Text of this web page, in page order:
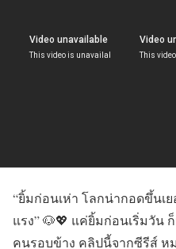
“ยิ้มก่อนเห่า โลกน่ากอดขึ้นเ
แรง” 🐶💖 แค่ยิ้มก่อนเริ่มวัน
คนรอบข้าง คลิปนี้จากซีรีส์ ห